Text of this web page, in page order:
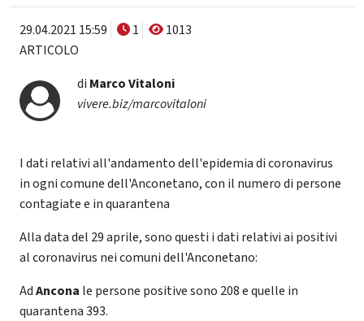
29.04.2021 15:59 1
1013
ARTICOLO
di Marco Vitaloni
vivere.biz/marcovitaloni
I dati relativi all'andamento dell'epidemia di coronavirus
in ogni comune dell'Anconetano, con il numero di persone
contagiate e in quarantena
Alla data del 29 aprile, sono questi i dati relativi ai positivi
al coronavirus nei comuni dell'Anconetano:
AdAncona le persone positive sono 208 e quelle in
quarantena 393.